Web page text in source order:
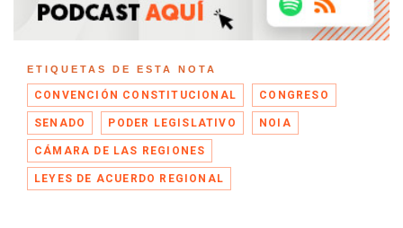
ETIQUETAS DE ESTA NOTA
CONVENCIÓN CONSTITUCIONAL CONGRESO
SENADO PODER LEGISLATIVO NOIA
CÁMARA DE LAS REGIONES
LEYES DE ACUERDO REGIONAL